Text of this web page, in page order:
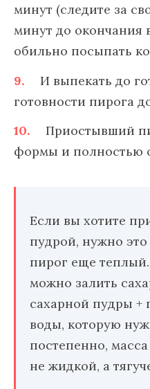
минут (следите за
минут до окончания
обильно посыпать
И выпекать до
готовности пирога
Приостывший
формы и полностью
Если вы хотите
пудрой, нужно это
пирог еще
можно залить
сахарной пудры +
воды, которую
постепенно,
не жидкой, а